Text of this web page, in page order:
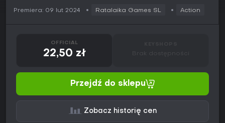
Premiera: 09 lut 2024 Ratalaika Games SL Action
OFFICIAL
22,50 zł Brak dostępności
Przejdź do sklepu
Zobacz historię cen